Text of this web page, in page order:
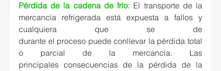
Pérdida de la cadena de frío: El transporte de la
mercancía refrigerada está expuesta a fallos y
cualquiera que se de
durante el proceso puede conllevar la pérdida total
o parcial de la mercancía. Las
principales consecuencias de la pérdida de la